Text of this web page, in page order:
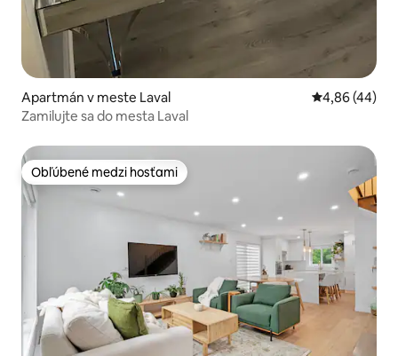
Apartmán v meste Laval Priemerné
4,86 (44)
Zamilujte sa do mesta Laval
Obľúbené medzi hosťami
Obľúbené medzi hosťami